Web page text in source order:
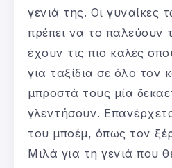
γενιά της. Οι γυναίκες
πρέπει να το παλεύουν
έχουν τις πιο καλές
για ταξίδια σε όλο τον
μπροστά τους μία
γλεντήσουν.
του μποέμ, όπως τον
Μιλά για τη γενιά που